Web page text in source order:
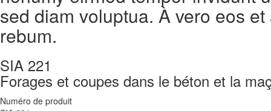
sed diam voluptua. À vero eos
rebum.
SIA 221
Forages et coupes dans le béton et la
Numéro de produit